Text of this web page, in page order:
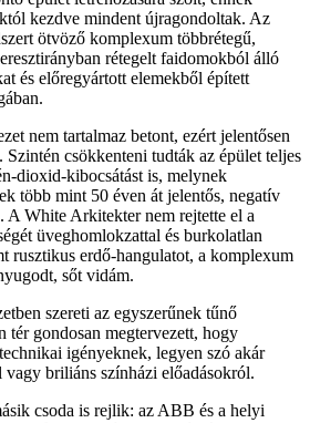
kezdve mindent újragondoltak. Az
ötvöző komplexum többrétegű,
rétegelt faidomokból álló
és előregyártott elemekből épített
nem tartalmaz betont, ezért jelentősen
Szintén csökkenteni tudták az épület teljes
dioxid-kibocsátást is, melynek
több mint 50 éven át jelentős, negatív
A White Arkitekter nem rejtette el a
üveghomlokzattal és burkolatlan
rusztikus erdő-hangulatot, a komplexum
sőt vidám.
szereti az egyszerűnek tűnő
tér gondosan megtervezett, hogy
igényeknek, legyen szó akár
vagy briliáns színházi előadásokról.
csoda is rejlik: az ABB és a helyi